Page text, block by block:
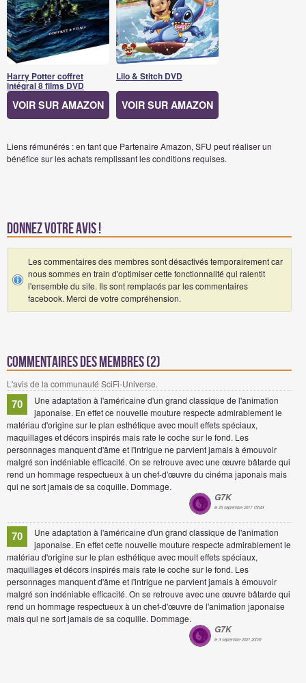
Harry Potter coffret
intégral 8 films DVD
VOIR SUR AMAZON
Lilo & Stitch DVD
VOIR SUR AMAZON
Liens rémunérés : en tant que Partenaire Amazon, SFU peut réaliser un
bénéfice sur les achats remplissant les conditions requises.
Donnez votre avis !
Les commentaires des membres sont désactivés temporairement car
nous sommes en train d'optimiser cette fonctionnalité qui ralentit
l'ensemble du site. Ils sont remplacés par les commentaires
facebook. Merci de votre compréhension.
Commentaires des membres (2)
L'avis de la communauté SciFi-Universe.
70
Une adaptation à l'américaine d'un grand classique de l'animation
japonaise. En effet ce nouvelle mouture respecte admirablement le
matériau d'origine sur le plan esthétique avec moult effets spéciaux,
maquillages et décors inspirés mais rate le coche sur le fond. Les
personnages manquent d'âme et l'intrigue ne parvient jamais à émouvoir
malgré son indéniable efficacité. On se retrouve avec une œuvre bâtarde qui
rend un hommage respectueux à un chef-d'œuvre du cinéma japonais mais
qui ne sort jamais de sa coquille. Dommage.
G7K
le 25 septembre 2017 15h43
70
Une adaptation à l'américaine d'un grand classique de l'animation
japonaise. En effet cette nouvelle mouture respecte admirablement le
matériau d'origine sur le plan esthétique avec moult effets spéciaux,
maquillages et décors inspirés mais rate le coche sur le fond. Les
personnages manquent d'âme et l'intrigue ne parvient jamais à émouvoir
malgré son indéniable efficacité. On se retrouve avec une œuvre bâtarde qui
rend un hommage respectueux à un chef-d'œuvre de l'animation japonaise
mais qui ne sort jamais de sa coquille. Dommage.
G7K
le 3 septembre 2021 20h31